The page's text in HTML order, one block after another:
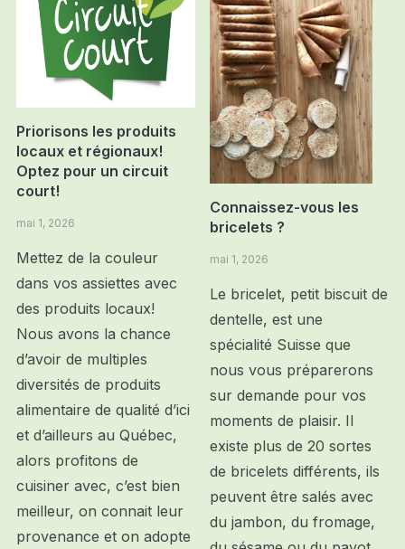
Priorisons les produits
locaux et régionaux!
Optez pour un circuit
court!
mai 1, 2026
Mettez de la couleur
dans vos assiettes avec
des produits locaux!
Nous avons la chance
d’avoir de multiples
diversités de produits
alimentaire de qualité d’ici
et d’ailleurs au Québec,
alors profitons de
cuisiner avec, c’est bien
meilleur, on connait leur
provenance et on adopte
Connaissez-vous les
bricelets ?
mai 1, 2026
Le bricelet, petit biscuit de
dentelle, est une
spécialité Suisse que
nous vous préparerons
sur demande pour vos
moments de plaisir. Il
existe plus de 20 sortes
de bricelets différents, ils
peuvent être salés avec
du jambon, du fromage,